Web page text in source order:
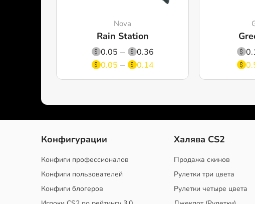
Nova
Rain Station
0.05
0.36
0.05
0.14
Конфигурации
Конфиги профессионалов
Конфиги пользователей
Конфиги блогеров
Халява CS2
Продажа скинов
Рулетки три цвета
Рулетки четыре цвета